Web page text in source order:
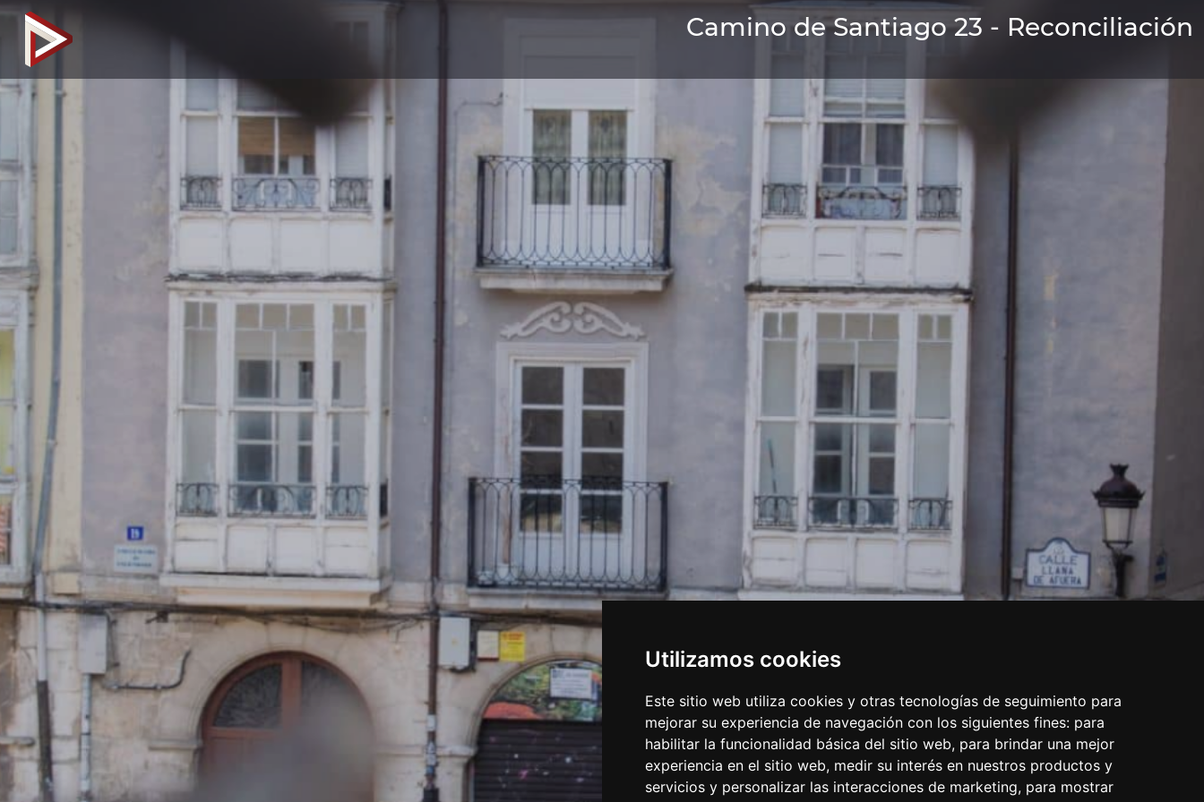
Utilizamos cookies
Este sitio web utiliza cookies y otras tecnologías de seguimiento para
mejorar su experiencia de navegación con los siguientes fines: para
habilitar la funcionalidad básica del sitio web, para brindar una mejor
experiencia en el sitio web, medir su interés en nuestros productos y
servicios y personalizar las interacciones de marketing, para mostrar
Camino de Santiago 23 - Reconciliación